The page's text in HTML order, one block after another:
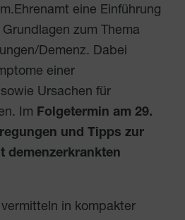
eine Einführung
zum Thema
Demenz. Dabei
einer
Ursachen für
Im Folgetermin am 29.
und Tipps zur
demenzerkrankten
in kompakter